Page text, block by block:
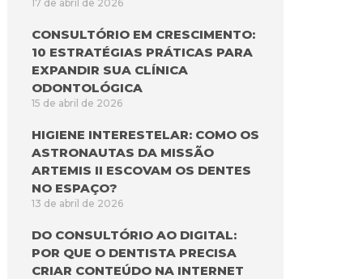
17 de abril de 2026
CONSULTÓRIO EM CRESCIMENTO:
10 ESTRATÉGIAS PRÁTICAS PARA
EXPANDIR SUA CLÍNICA
ODONTOLÓGICA
15 de abril de 2026
HIGIENE INTERESTELAR: COMO OS
ASTRONAUTAS DA MISSÃO
ARTEMIS II ESCOVAM OS DENTES
NO ESPAÇO?
13 de abril de 2026
DO CONSULTÓRIO AO DIGITAL:
POR QUE O DENTISTA PRECISA
CRIAR CONTEÚDO NA INTERNET